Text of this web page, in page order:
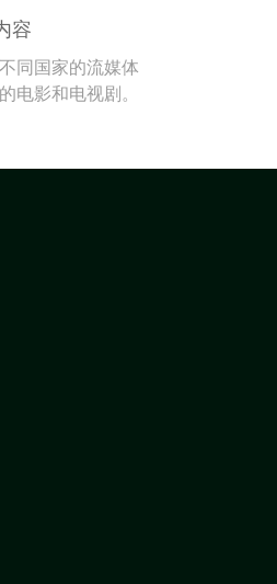
容
同国家的流媒体
电影和电视剧。